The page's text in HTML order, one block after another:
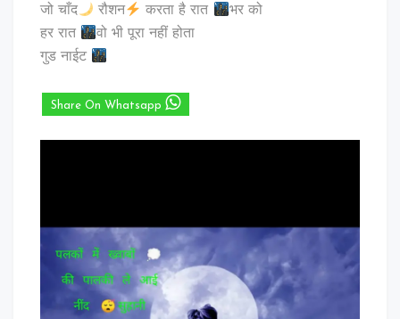
जो चाँद
रौशन करता है रात
भर को
हर रात
वो भी पूरा नहीं होता
गुड नाईट
Share On Whatsapp